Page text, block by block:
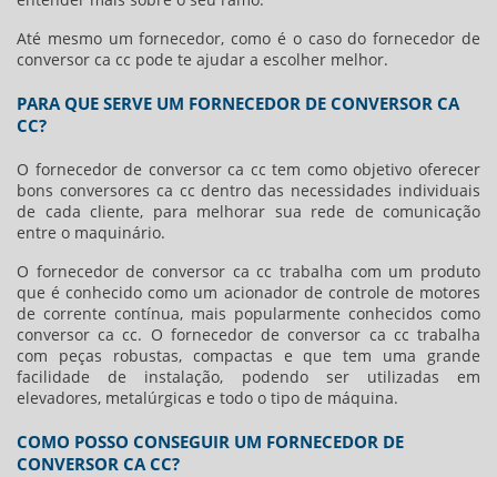
Até mesmo um fornecedor, como é o caso dofornecedor de
conversor ca cc pode te ajudar a escolher melhor.
PARA QUE SERVE UM FORNECEDOR DE CONVERSOR CA
CC?
O fornecedor de conversor ca cc tem como objetivo oferecer
bons conversores ca cc dentro das necessidades individuais
de cada cliente, para melhorar sua rede de comunicação
entre o maquinário.
O fornecedor de conversor ca cc trabalha com um produto
que é conhecido como um acionador de controle de motores
de corrente contínua, mais popularmente conhecidos como
conversor ca cc. O fornecedor de conversor ca cc trabalha
com peças robustas, compactas e que tem uma grande
facilidade de instalação, podendo ser utilizadas em
elevadores, metalúrgicas e todo o tipo de máquina.
COMO POSSO CONSEGUIR UM FORNECEDOR DE
CONVERSOR CA CC?